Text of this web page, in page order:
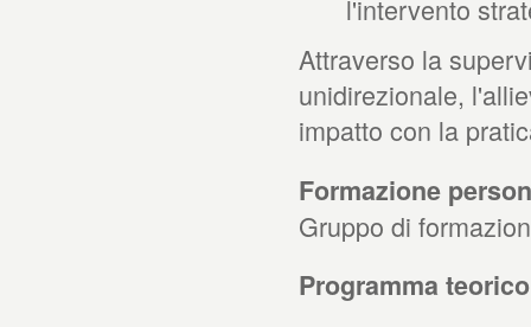
l'intervento
Attraverso la
unidirezionale,
impatto con la
Formazione
Gruppo di
Programma